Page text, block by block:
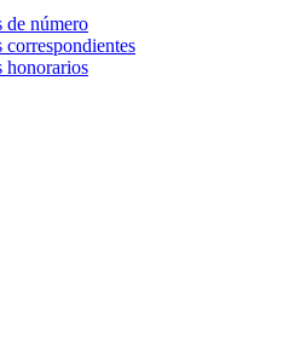
de número
correspondientes
honorarios